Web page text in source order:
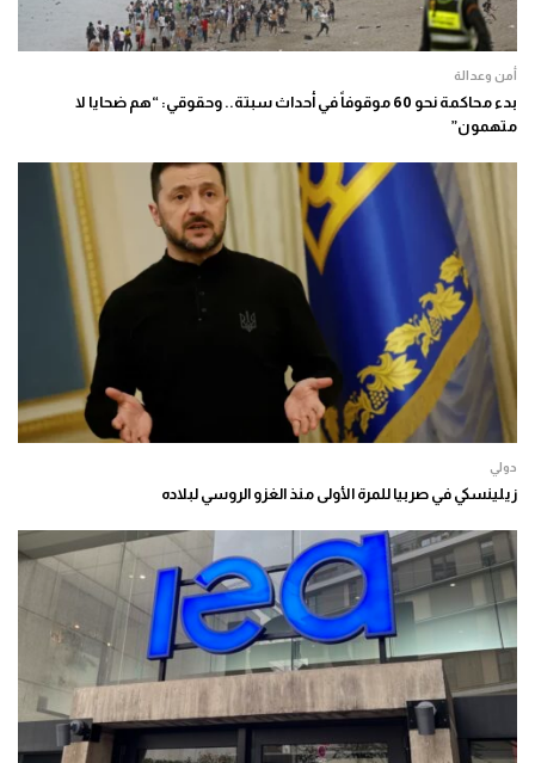
أمن وعدالة
بدء محاكمة نحو 60 موقوفاً في أحداث سبتة.. وحقوقي: “هم ضحايا لا
متهمون”
دولي
زيلينسكي في صربيا للمرة الأولى منذ الغزو الروسي لبلاده